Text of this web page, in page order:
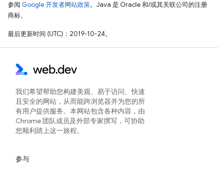
参阅 Google 开发者网站政策。Java 是 Oracle 和/或其关联公司的注册
商标。
最后更新时间 (UTC)：2019-10-24。
我们希望帮助您构建美观、易于访问、快速
且安全的网站，从而能跨浏览器并为您的所
有用户提供服务。本网站包含各种内容，由
Chrome 团队成员及外部专家撰写，可协助
您顺利踏上这一旅程。
参与